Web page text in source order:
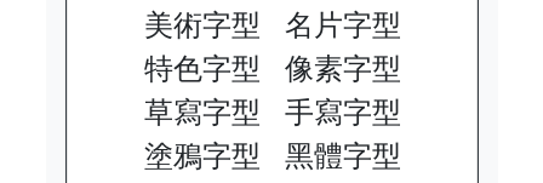
美術字型
名片字型
特色字型
像素字型
草寫字型
手寫字型
塗鴉字型
黑體字型